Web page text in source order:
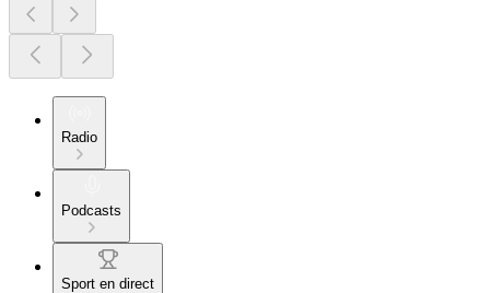
Radio
Podcasts
Sport en direct